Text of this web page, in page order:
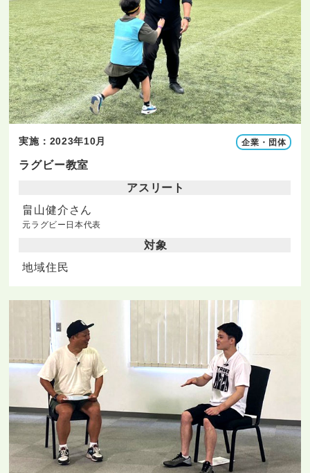
実施：2023年10月 企業・団体
ラグビー教室
アスリート
畠山健介さん
元ラグビー日本代表
対象
地域住民